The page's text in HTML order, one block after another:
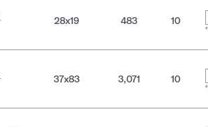
28x19 483 10
37x83 3,071 10